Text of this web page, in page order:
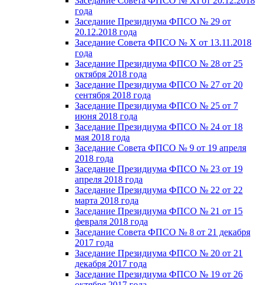
года
Заседание Президиума ФПСО № 29 от
20.12.2018 года
Заседание Совета ФПСО № X от 13.11.2018
года
Заседание Президиума ФПСО № 28 от 25
октября 2018 года
Заседание Президиума ФПСО № 27 от 20
сентября 2018 года
Заседание Президиума ФПСО № 25 от 7
июня 2018 года
Заседание Президиума ФПСО № 24 от 18
мая 2018 года
Заседание Совета ФПСО № 9 от 19 апреля
2018 года
Заседание Президиума ФПСО № 23 от 19
апреля 2018 года
Заседание Президиума ФПСО № 22 от 22
марта 2018 года
Заседание Президиума ФПСО № 21 от 15
февраля 2018 года
Заседание Совета ФПСО № 8 от 21 декабря
2017 года
Заседание Президиума ФПСО № 20 от 21
декабря 2017 года
Заседание Президиума ФПСО № 19 от 26